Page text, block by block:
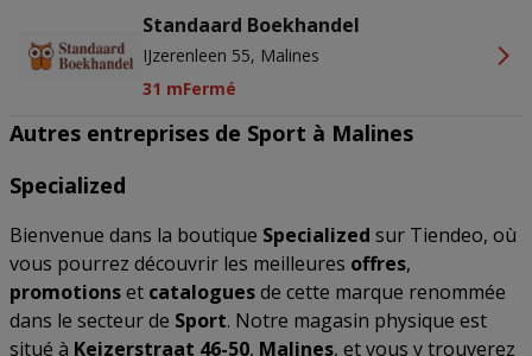
Standaard Boekhandel
IJzerenleen 55, Malines
31 mFermé
Autres entreprises de Sport à Malines
Specialized
Bienvenue dans la boutique Specialized sur Tiendeo, où
vous pourrez découvrir les meilleures offres,
promotionset cataloguesde cette marque renommée
dans le secteur de Sport. Notre magasin physique est
situé à Keizerstraat 46-50, Malines, et vous y trouverez